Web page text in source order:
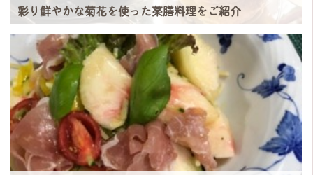
彩り鮮やかな菊花を使った薬膳料理をご紹介